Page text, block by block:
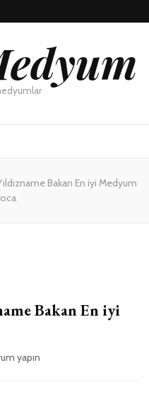
Bakan En iyi Medyum
Bakan En iyi
yapın